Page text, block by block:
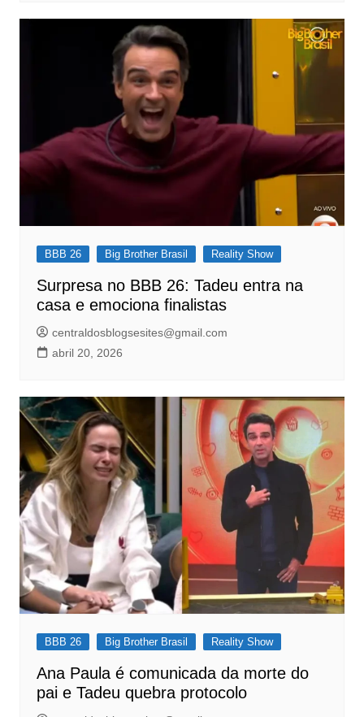
BBB 26 Big Brother Brasil Reality Show
Surpresa no BBB 26: Tadeu entra na
casa e emociona finalistas
centraldosblogsesites@gmail.com
abril 20, 2026
BBB 26 Big Brother Brasil Reality Show
Ana Paula é comunicada da morte do
pai e Tadeu quebra protocolo